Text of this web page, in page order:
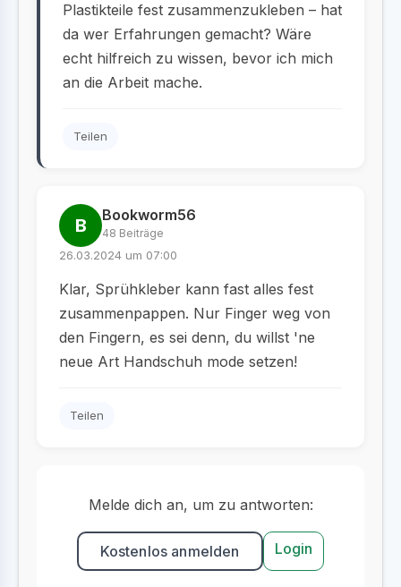
Plastikteile fest zusammenzukleben – hat
da wer Erfahrungen gemacht? Wäre
echt hilfreich zu wissen, bevor ich mich
an die Arbeit mache.
Teilen
B Bookworm56
48 Beiträge
26.03.2024 um 07:00
Klar, Sprühkleber kann fast alles fest
zusammenpappen. Nur Finger weg von
den Fingern, es sei denn, du willst 'ne
neue Art Handschuh mode setzen!
Teilen
Melde dich an, um zu antworten:
Kostenlos anmelden Login